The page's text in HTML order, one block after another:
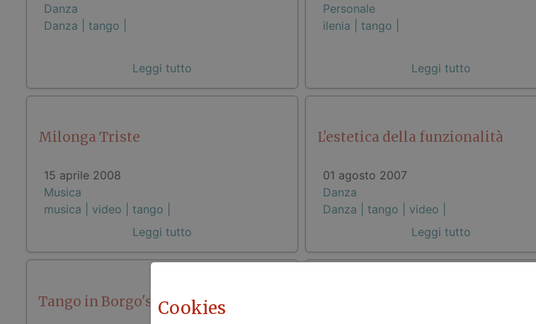
Danza
Danza | tango |
Leggi tutto
Personale
ilenia | tango |
Leggi tutto
Milonga Triste
15 aprile 2008
Musica
musica | video | tango |
Leggi tutto
L'estetica della funzionalità
01 agosto 2007
Danza
Danza | tango | video |
Leggi tutto
Tango in Borgo's AiresCookies